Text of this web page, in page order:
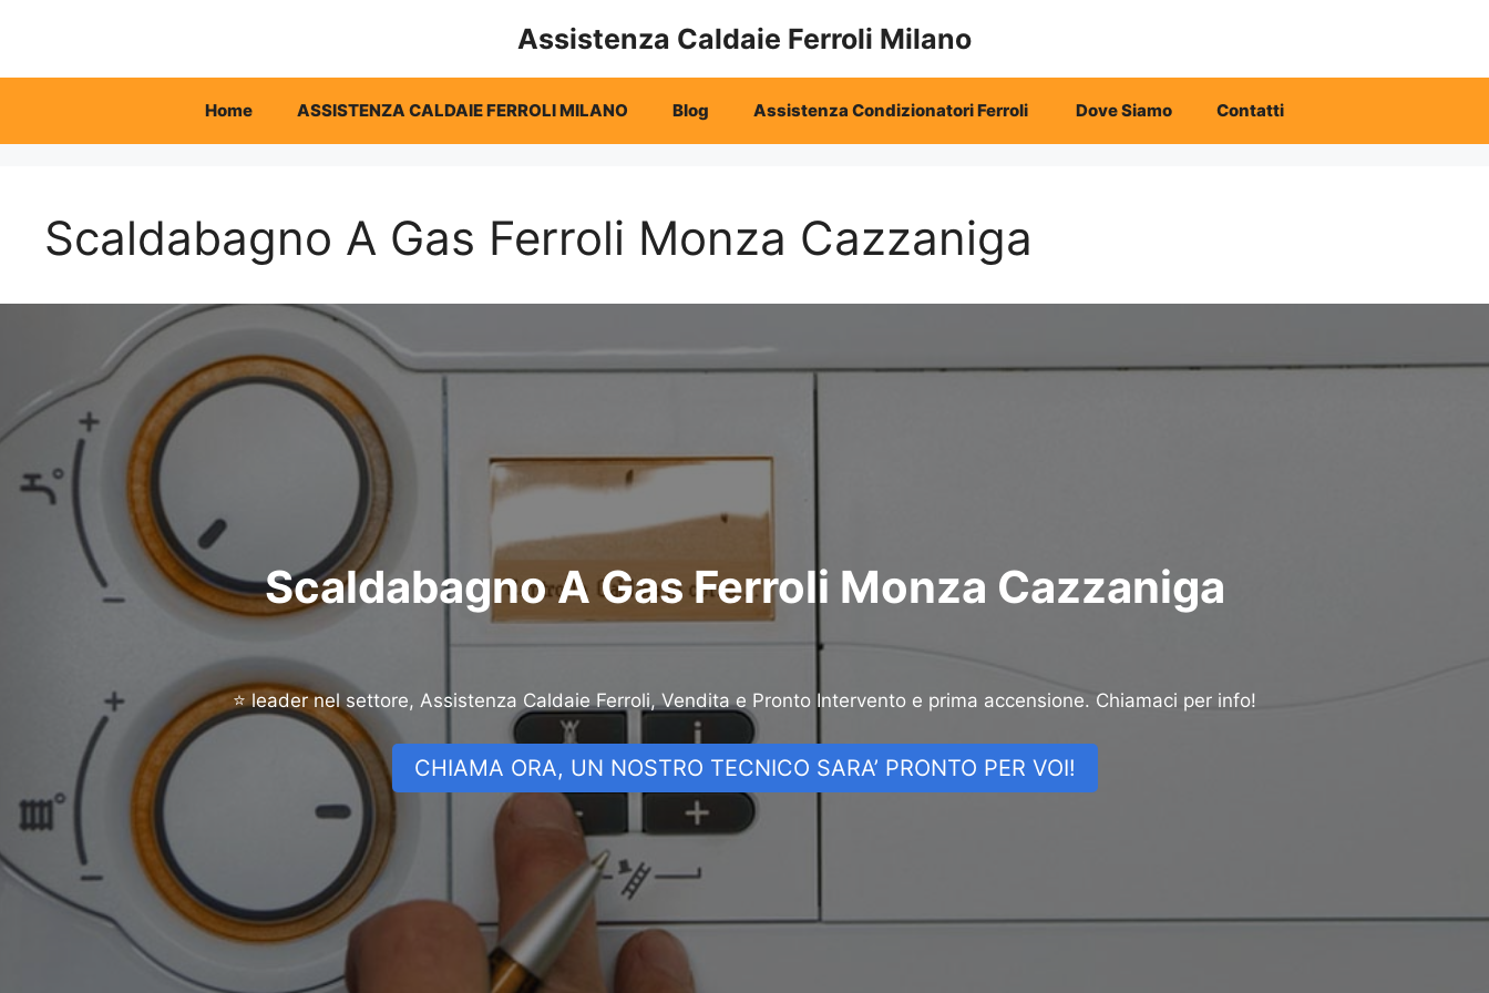
Assistenza Caldaie Ferroli Milano
Home ASSISTENZA CALDAIE FERROLI MILANO Blog Assistenza Condizionatori Ferroli Dove Siamo Contatti
Scaldabagno A Gas Ferroli Monza Cazzaniga
Scaldabagno A Gas Ferroli Monza Cazzaniga
⭐ leader nel settore, Assistenza Caldaie Ferroli, Vendita e Pronto Intervento e prima accensione. Chiamaci per info!
CHIAMA ORA, UN NOSTRO TECNICO SARA’ PRONTO PER VOI!